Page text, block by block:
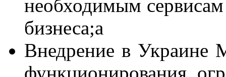
необходимым сервисам
бизнеса;а
Внедрение в Украине
функционирования,